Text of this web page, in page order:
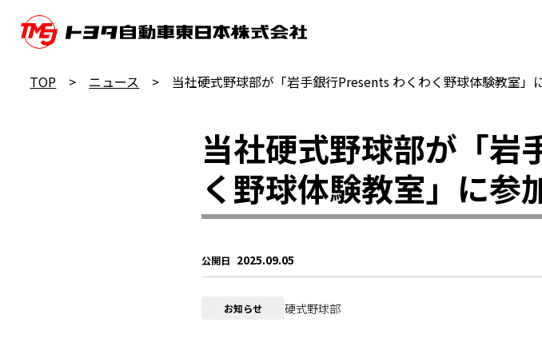
TOP
ニュース 当社硬式野球部が「岩手銀行Presents わくわく野球体験教室」
当社硬式野球部が「
く野球体験教室」に参
公開日 2025.09.05
お知らせ 硬式野球部